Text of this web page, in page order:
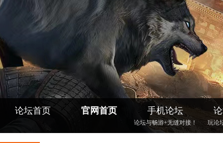
论坛首页 官网首页 手机论坛
论坛与畅游+无缝对接！ 玩论